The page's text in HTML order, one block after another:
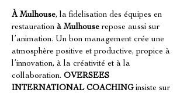
À Mulhouse, la fidelisation des équipes en
restauration à Mulhouse repose aussi sur
l’animation. Un bon management crée une
atmosphère positive et productive, propice à
l’innovation, à la créativité et à la
collaboration. OVERSEES
INTERNATIONAL COACHING insiste sur